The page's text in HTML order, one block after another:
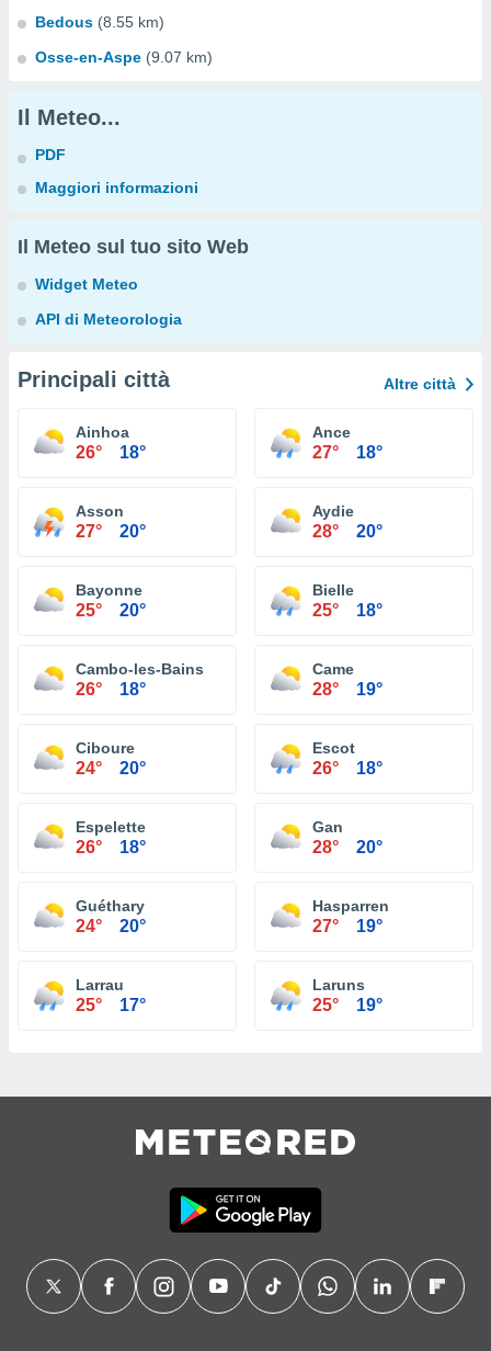
Bedous (8.55 km)
Osse-en-Aspe (9.07 km)
Il Meteo...
PDF
Maggiori informazioni
Il Meteo sul tuo sito Web
Widget Meteo
API di Meteorologia
Principali città Altre città
Ainhoa
26° 18°
Ance
27° 18°
Asson
27° 20°
Aydie
28° 20°
Bayonne
25° 20°
Bielle
25° 18°
Cambo-les-Bains
26° 18°
Came
28° 19°
Ciboure
24° 20°
Escot
26° 18°
Espelette
26° 18°
Gan
28° 20°
Guéthary
24° 20°
Hasparren
27° 19°
Larrau
25° 17°
Laruns
25° 19°